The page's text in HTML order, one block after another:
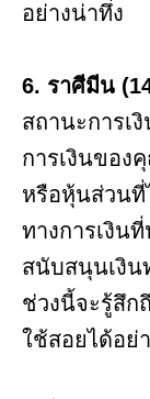
อย่างน่าทึ่ง
6. ราศีมีน
สถานะการเ
การเงินของ
หรือหุ้นส่วนที่
ทางการเงิน
สนับสนุนเงิน
ช่วงนี้จะรู้สึก
ใช้สอยได้อย่